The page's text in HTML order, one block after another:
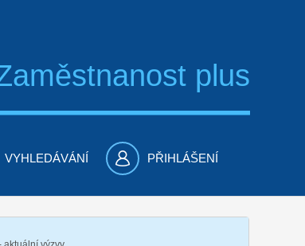
plus
VYHLEDÁVÁNÍ PŘIHLÁŠENÍ